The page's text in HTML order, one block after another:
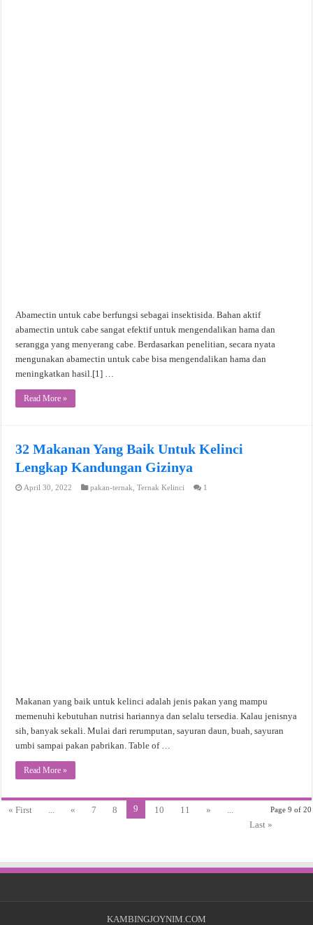
Abamectin untuk cabe berfungsi sebagai insektisida. Bahan aktif
abamectin untuk cabe sangat efektif untuk mengendalikan hama dan
serangga yang menyerang cabe. Berdasarkan penelitian, secara nyata
mengunakan abamectin untuk cabe bisa mengendalikan hama dan
meningkatkan hasil.[1] …
Read More »
32 Makanan Yang Baik Untuk Kelinci
Lengkap Kandungan Gizinya
April 30, 2022 pakan-ternak ,Ternak Kelinci 1
Makanan yang baik untuk kelinci adalah jenis pakan yang mampu
memenuhi kebutuhan nutrisi hariannya dan selalu tersedia. Kalau jenisnya
sih, banyak sekali. Mulai dari rerumputan, sayuran daun, buah, sayuran
umbi sampai pakan pabrikan. Table of …
Read More »
Page 9 of 20
« First « 7 8 9 10 11 »
Last »
KAMBINGJOYNIM.COM